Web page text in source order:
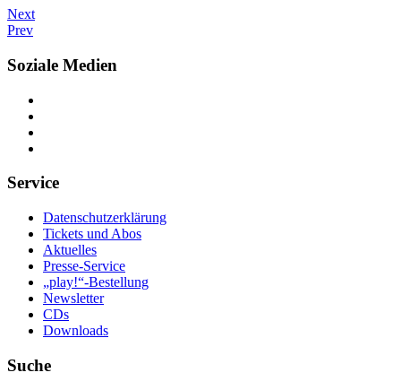
Next
Prev
Soziale Medien
Service
Datenschutzerklärung
Tickets und Abos
Aktuelles
Presse-Service
„play!“-Bestellung
Newsletter
CDs
Downloads
Suche